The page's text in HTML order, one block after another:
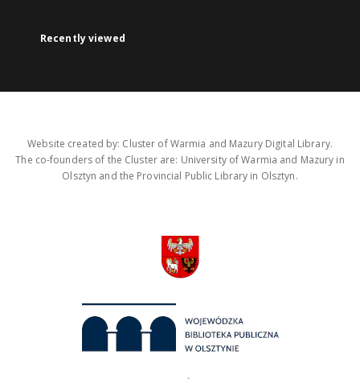
Recently viewed
Website created by: Cluster of Warmia and Mazury Digital Library.
The co-founders of the Cluster are: University of Warmia and Mazury in
Olsztyn and the Provincial Public Library in Olsztyn.